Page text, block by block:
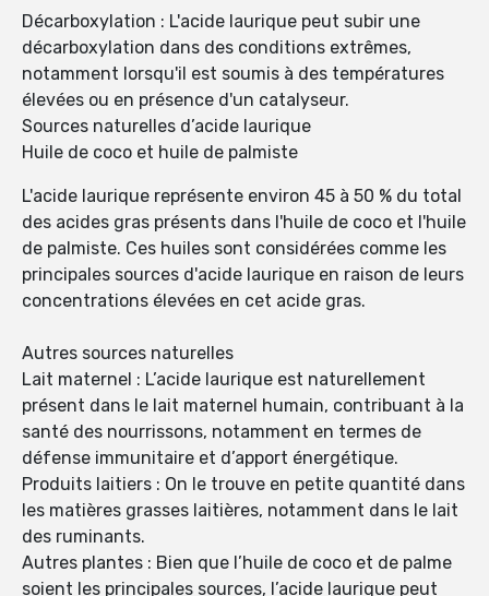
Décarboxylation : L'acide laurique peut subir une
décarboxylation dans des conditions extrêmes,
notamment lorsqu'il est soumis à des températures
élevées ou en présence d'un catalyseur.
Sources naturelles d’acide laurique
Huile de coco et huile de palmiste
L'acide laurique représente environ 45 à 50 % du total
des acides gras présents dans l'huile de coco et l'huile
de palmiste. Ces huiles sont considérées comme les
principales sources d'acide laurique en raison de leurs
concentrations élevées en cet acide gras.
Autres sources naturelles
Lait maternel : L’acide laurique est naturellement
présent dans le lait maternel humain, contribuant à la
santé des nourrissons, notamment en termes de
défense immunitaire et d’apport énergétique.
Produits laitiers : On le trouve en petite quantité dans
les matières grasses laitières, notamment dans le lait
des ruminants.
Autres plantes : Bien que l’huile de coco et de palme
soient les principales sources, l’acide laurique peut